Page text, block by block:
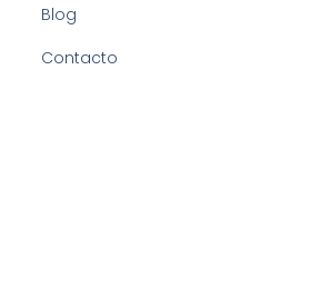
Blog
Contacto